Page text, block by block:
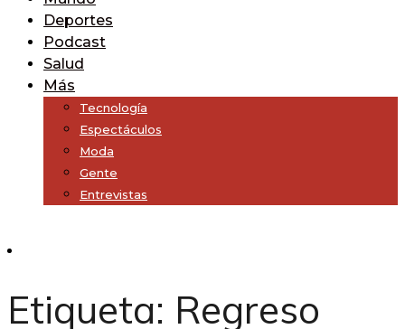
Deportes
Podcast
Salud
Más
Tecnología
Espectáculos
Moda
Gente
Entrevistas
Etiqueta: Regreso